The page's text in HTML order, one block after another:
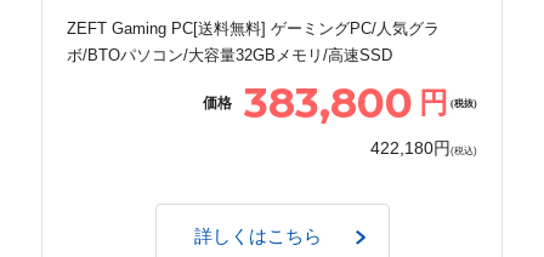
ZEFT Gaming PC[送料無料] ゲーミングPC/人気グラ
ボ/BTOパソコン/大容量32GBメモリ/高速SSD
価格 383,800 円 (税抜)
422,180円 (税込)
詳しくはこちら